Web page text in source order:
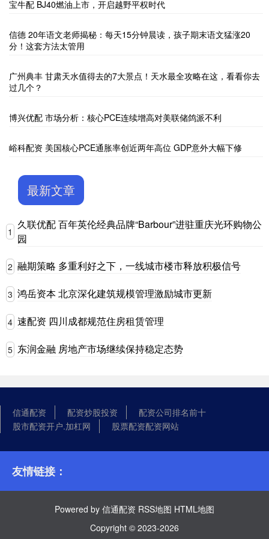
宝牛配 BJ40燃油上市，开启越野平权时代
信德 20年语文老师揭秘：每天15分钟晨读，孩子期末语文猛涨20
分！这套方法太管用
广州典丰 甘肃天水值得去的7大景点！天水最全攻略在这，看看你去
过几个？
博兴优配 市场分析：核心PCE连续增高对美联储鸽派不利
峪科配资 美国核心PCE通胀率创近两年高位 GDP意外大幅下修
最新文章
1
久联优配 百年英伦经典品牌“Barbour”进驻重庆光环购物公
园
2 融期策略 多重利好之下，一线城市楼市释放积极信号
3 鸿岳资本 北京深化建筑规模管理激励城市更新
4 速配资 四川成都规范住房租赁管理
5 东润金融 房地产市场继续保持稳定态势
信通配资 配资炒股投资
配资公司排名前十
股市配资开户.加杠网
股票配资配资网站
友情链接：
Powered by 信通配资 RSS地图 HTML地图
Copyright © 2023-2026